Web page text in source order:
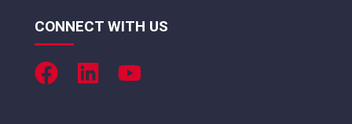
CONNECT WITH US